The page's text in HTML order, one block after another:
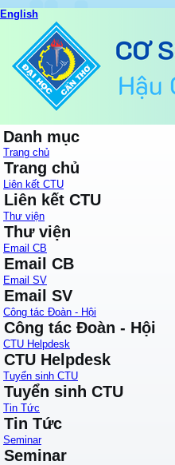
English
Danh mục
Trang chủ
Trang chủ
Liên kết CTU
Liên kết CTU
Thư viện
Thư viện
Email CB
Email CB
Email SV
Email SV
Công tác Đoàn - Hội
Công tác Đoàn - Hội
CTU Helpdesk
CTU Helpdesk
Tuyển sinh CTU
Tuyển sinh CTU
Tin Tức
Tin Tức
Seminar
Seminar